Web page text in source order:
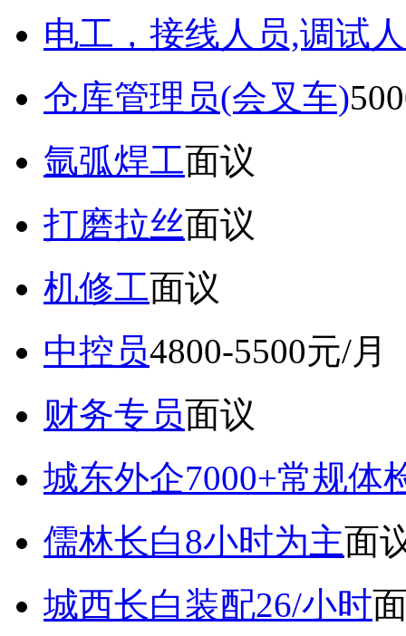
电工，接线人员,调试
仓库管理员(会叉车)
氩弧焊工面议
打磨拉丝面议
机修工面议
中控员4800-5500元/月
财务专员面议
城东外企7000+常规体
儒林长白8小时为主面
城西长白装配26/小时